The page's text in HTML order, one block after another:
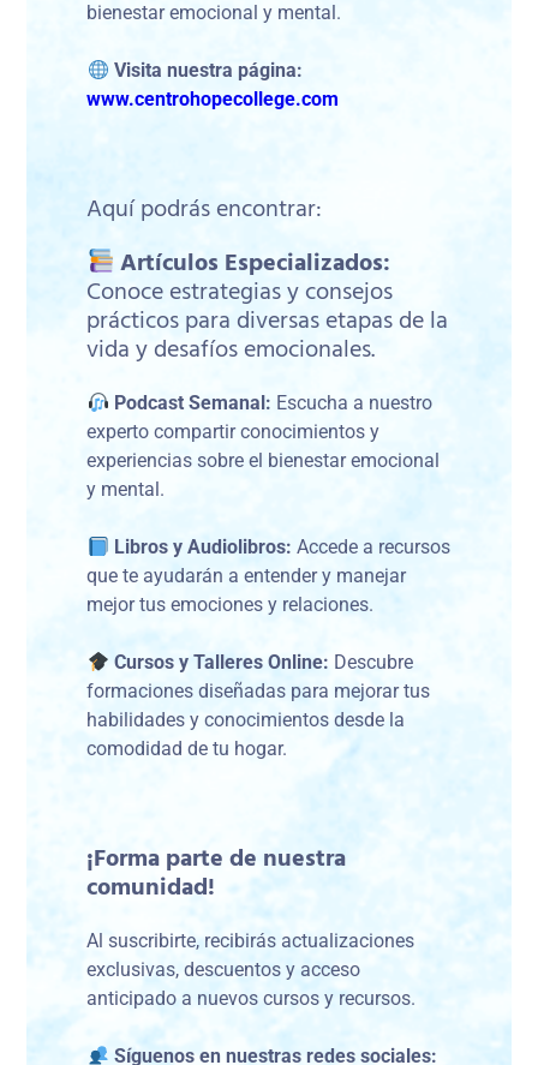
bienestar emocional y mental.
Visita nuestra página:
www.centrohopecollege.com
Aquí podrás encontrar:
Artículos Especializados:
Conoce estrategias y consejos
prácticos para diversas etapas de la
vida y desafíos emocionales.
Podcast Semanal: Escucha a nuestro
experto compartir conocimientos y
experiencias sobre el bienestar emocional
y mental.
Libros y Audiolibros: Accede a recursos
que te ayudarán a entender y manejar
mejor tus emociones y relaciones.
Cursos y Talleres Online: Descubre
formaciones diseñadas para mejorar tus
habilidades y conocimientos desde la
comodidad de tu hogar.
¡Forma parte de nuestra
comunidad!
Al suscribirte, recibirás actualizaciones
exclusivas, descuentos y acceso
anticipado a nuevos cursos y recursos.
Síguenos en nuestras redes sociales: